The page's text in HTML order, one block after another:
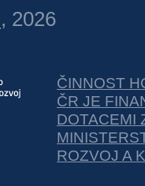
, 2026
ČINNOST
ČR JE
DOTACEMI
ROZVOJ A